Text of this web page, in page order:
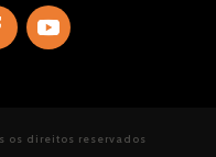
os direitos reservados